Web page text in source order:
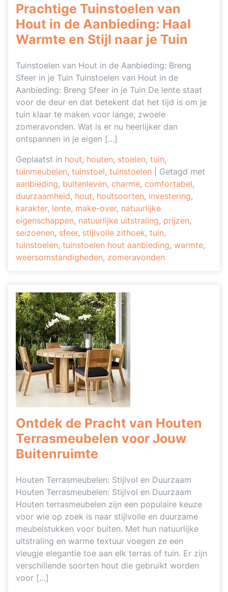
Prachtige Tuinstoelen van
Hout in de Aanbieding: Haal
Warmte en Stijl naar je Tuin
Tuinstoelen van Hout in de Aanbieding: Breng
Sfeer in je Tuin Tuinstoelen van Hout in de
Aanbieding: Breng Sfeer in je Tuin De lente staat
voor de deur en dat betekent dat het tijd is om je
tuin klaar te maken voor lange, zwoele
zomeravonden. Wat is er nu heerlijker dan
ontspannen in je eigen […]
Geplaatst in hout, houten, stoelen, tuin,
tuinmeubelen, tuinstoel, tuinstoelen
Getagd met
aanbieding, buitenleven, charme, comfortabel,
duurzaamheid, hout, houtsoorten, investering,
karakter, lente, make-over, natuurlijke
eigenschappen, natuurlijke uitstraling, prijzen,
seizoenen, sfeer, stijlvolle zithoek, tuin,
tuinstoelen, tuinstoelen hout aanbieding, warmte,
weersomstandigheden, zomeravonden
Ontdek de Pracht van Houten
Terrasmeubelen voor Jouw
Buitenruimte
Houten Terrasmeubelen: Stijlvol en Duurzaam
Houten Terrasmeubelen: Stijlvol en Duurzaam
Houten terrasmeubelen zijn een populaire keuze
voor wie op zoek is naar stijlvolle en duurzame
meubelstukken voor buiten. Met hun natuurlijke
uitstraling en warme textuur voegen ze een
vleugje elegantie toe aan elk terras of tuin. Er zijn
verschillende soorten hout die gebruikt worden
voor […]